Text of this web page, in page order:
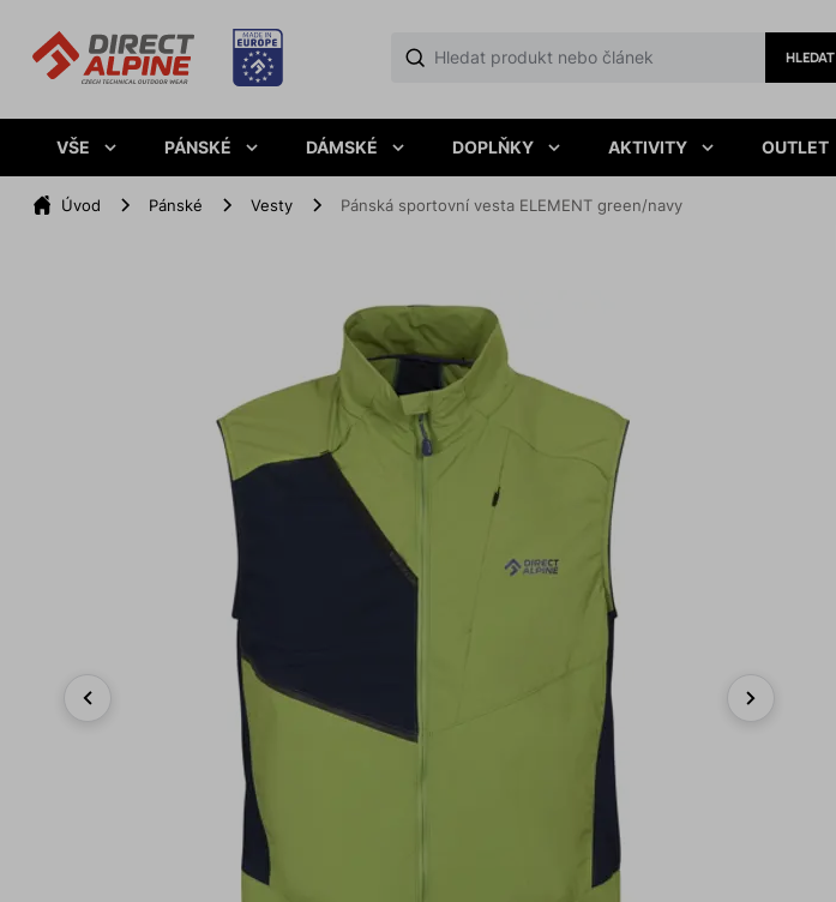
HLEDAT
VŠE PÁNSKÉ DÁMSKÉ DOPLŇKY AKTIVITY OUTLET
Úvod Pánské Vesty Pánská sportovní vesta ELEMENT green/navy